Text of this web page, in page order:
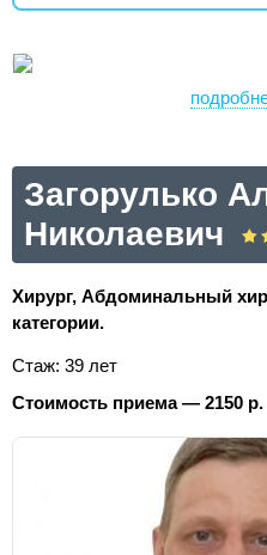
Загорулько
Николаевич
Хирург, Абдоминальный
категории.
Стаж: 39 лет
Стоимость приема — 2150 р.